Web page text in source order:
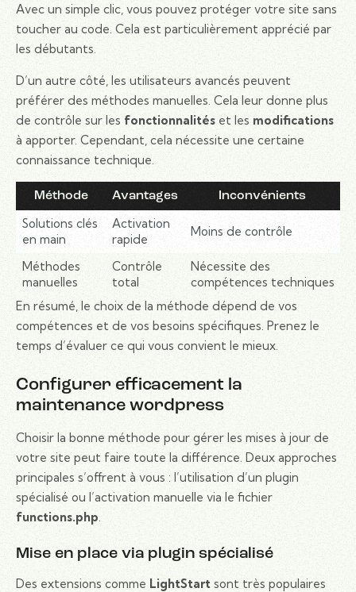
Avec un simple clic, vous pouvez protéger votre site sans
toucher au code. Cela est particulièrement apprécié par
les débutants.
D’un autre côté, les utilisateurs avancés peuvent
préférer des méthodes manuelles. Cela leur donne plus
de contrôle sur les fonctionnalités et les modifications
à apporter. Cependant, cela nécessite une certaine
connaissance technique.
Méthode Avantages Inconvénients
Solutions clés
en main
Activation
rapide
Moins de contrôle
Méthodes
manuelles
Contrôle
total
Nécessite des
compétences techniques
En résumé, le choix de la méthode dépend de vos
compétences et de vos besoins spécifiques. Prenez le
temps d’évaluer ce qui vous convient le mieux.
Configurer efficacement la
maintenance wordpress
Choisir la bonne méthode pour gérer les mises à jour de
votre site peut faire toute la différence. Deux approches
principales s’offrent à vous : l’utilisation d’un plugin
spécialisé ou l’activation manuelle via le fichier
functions.php
Mise en place via plugin spécialisé
Des extensions comme LightStart sont très populaires